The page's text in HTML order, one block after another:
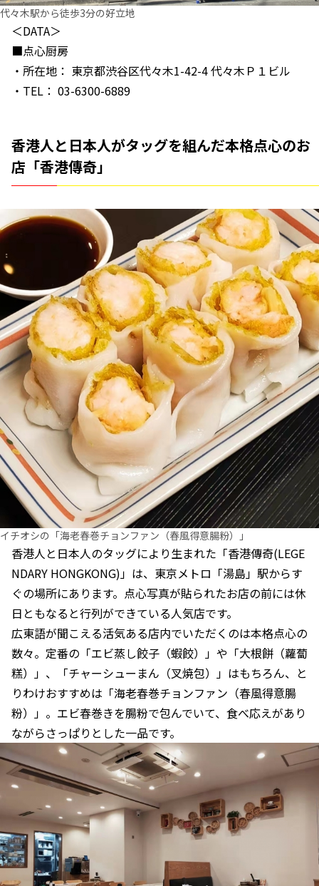
代々木駅から徒歩3分の好立地
＜DATA＞
■点心厨房
・所在地： 東京都渋谷区代々木1-42-4 代々木Ｐ１ビル
・TEL： 03-6300-6889
香港人と日本人がタッグを組んだ本格点心のお
店「香港傳奇」
イチオシの「海老春巻チョンファン（春風得意腸粉）」
香港人と日本人のタッグにより生まれた「香港傳奇(LEGE
NDARY HONGKONG)」は、東京メトロ「湯島」駅からす
ぐの場所にあります。点心写真が貼られたお店の前には休
日ともなると行列ができている人気店です。
広東語が聞こえる活気ある店内でいただくのは本格点心の
数々。定番の「エビ蒸し餃子（蝦餃）」や「大根餅（蘿蔔
糕）」、「チャーシューまん（叉焼包）」はもちろん、と
りわけおすすめは「海老春巻チョンファン（春風得意腸
粉）」。エビ春巻きを腸粉で包んでいて、食べ応えがあり
ながらさっぱりとした一品です。